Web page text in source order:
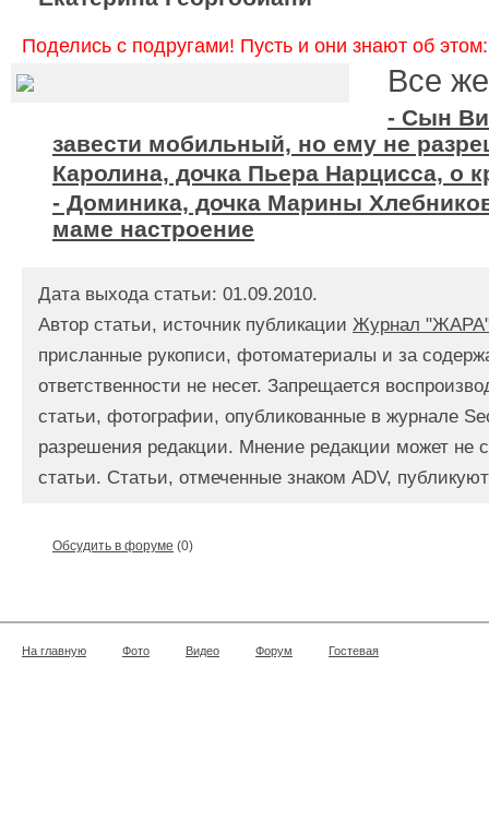
Поделись с подругами! Пусть и они знают об этом:
Все
- Сын
завести мобильный, но ему не
Каролина, дочка Пьера Нарцисса, о
- Доминика, дочка Марины
маме настроение
Дата выхода статьи: 01.09.2010.
Автор статьи, источник публикации Журнал
присланные рукописи, фотоматериалы и за
ответственности не несет. Запрещается
статьи, фотографии, опубликованные в журнале
разрешения редакции. Мнение редакции может не
статьи. Статьи, отмеченные знаком ADV,
Обсудить в форуме (0)
На главную Фото Видео Форум Гостевая